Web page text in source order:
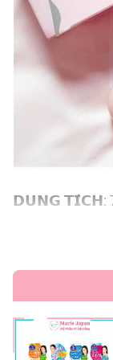
𝗗𝗨𝗡𝗚 𝗧𝗜́𝗖𝗛:
𝗧𝗛𝗨̛𝗢̛𝗡𝗚
𝗡𝗢̛𝗜 𝗦𝗔̉𝗡
CÔNG